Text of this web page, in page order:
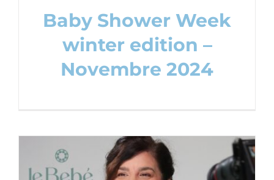
Baby Shower Week
winter edition –
Novembre 2024